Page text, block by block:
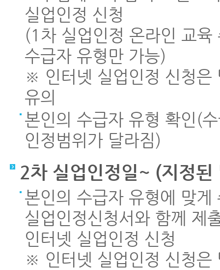
실업인정 신청
(1차 실업인정 온라인 교
수급자 유형만 가능)
※ 인터넷 실업인정 신청
유의
본인의 수급자 유형 확인(
인정범위가 달라짐)
2차 실업인정일~ (지정
본인의 수급자 유형에 맞
실업인정신청서와 함께 제
인터넷 실업인정 신청
※ 인터넷 실업인정 신청